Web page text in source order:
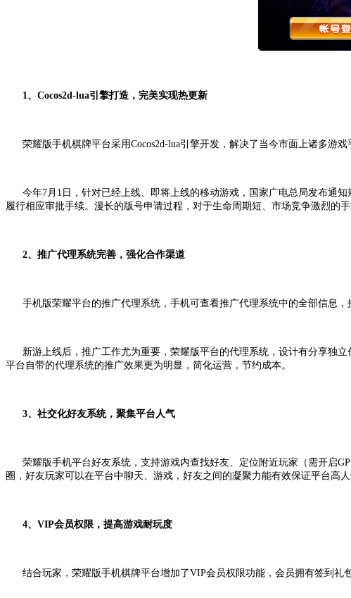
1、Cocos2d-lua引擎打造，完美实现热更新
荣耀版手机棋牌平台采用Cocos2d-lua引擎开发，解决了当今市面上诸多游
今年7月1日，针对已经上线、即将上线的移动游戏，国家广电总局发布通
履行相应审批手续。漫长的版号申请过程，对于生命周期短、市场竞争激烈的
2、推广代理系统完善，强化合作渠道
手机版荣耀平台的推广代理系统，手机可查看推广代理系统中的全部信息
新游上线后，推广工作尤为重要，荣耀版平台的代理系统，设计有分享独立
平台自带的代理系统的推广效果更为明显，简化运营，节约成本。
3、社交化好友系统，聚集平台人气
荣耀版手机平台好友系统，支持游戏内查找好友、定位附近玩家（需开启
圈，好友玩家可以在平台中聊天、游戏，好友之间的凝聚力能有效保证平台高人
4、VIP会员权限，提高游戏耐玩度
结合玩家， 荣耀版手机棋牌平台增加了VIP会员权限功能，会员拥有签到礼